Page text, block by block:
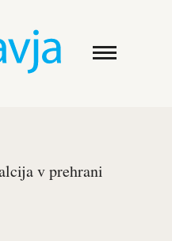
v prehrani